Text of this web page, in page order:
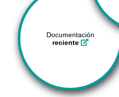
Documentación
reciente